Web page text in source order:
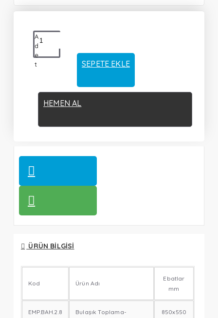
A
d
e
t
SEPETE EKLE
HEMEN AL
ÜRÜN BILGISI
Kod Ürün Adı
Ebatlar
mm
EMP.BAH.2.8
Bulaşık Toplama-
850x550